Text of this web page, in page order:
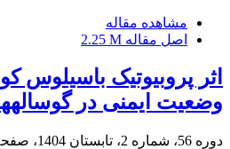
مشاهده مقاله
اصل مقاله 2.25 M
وضعیت ایمنی در
دوره 56، شماره 2، تابستان 1404، صفحه